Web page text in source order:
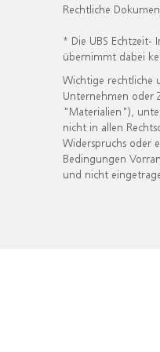
Rechtliche
* Die UBS Echtzeit-
übernimmt dabei
Wichtige rechtliche
Unternehmen oder
"Materialien"),
nicht in allen
Widerspruchs oder
Bedingungen
und nicht